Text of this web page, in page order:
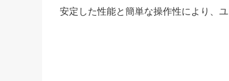
安定した性能と簡単な操作性により、